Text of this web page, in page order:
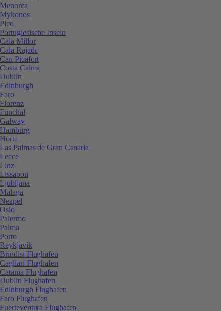
Menorca
Mykonos
Pico
Portugiesische Inseln
Cala Millor
Cala Rajada
Can Picafort
Costa Calma
Dublin
Edinburgh
Faro
Florenz
Funchal
Galway
Hamburg
Horta
Las Palmas de Gran Canaria
Lecce
Linz
Lissabon
Ljubljana
Malaga
Neapel
Oslo
Palermo
Palma
Porto
Reykjavík
Brindisi Flughafen
Cagliari Flughafen
Catania Flughafen
Dublin Flughafen
Edinburgh Flughafen
Faro Flughafen
Fuerteventura Flughafen